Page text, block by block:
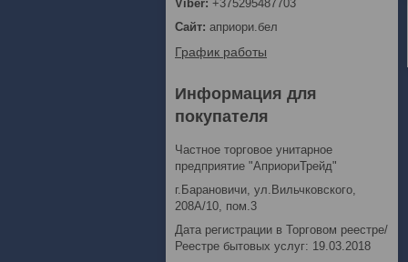
+375295487703
априори.бел
График работы
Информация для
покупателя
Частное торговое унитарное
предприятие "АприориТрейд"
г.Барановичи, ул.Вильчковского,
208А/10, пом.3
Дата регистрации в Торговом реестре/
Реестре бытовых услуг: 19.03.2018